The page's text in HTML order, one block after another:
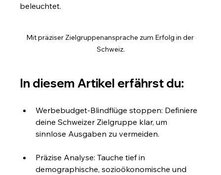
beleuchtet.
Mit präziser Zielgruppenansprache zum Erfolg in der
Schweiz.
In diesem Artikel erfährst du:
Werbebudget-Blindflüge stoppen: Definiere
deine Schweizer Zielgruppe klar, um
sinnlose Ausgaben zu vermeiden.
Präzise Analyse: Tauche tief in
demographische, sozioökonomische und